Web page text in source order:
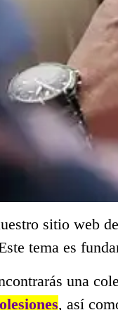
sitio web
tema es
una
, así